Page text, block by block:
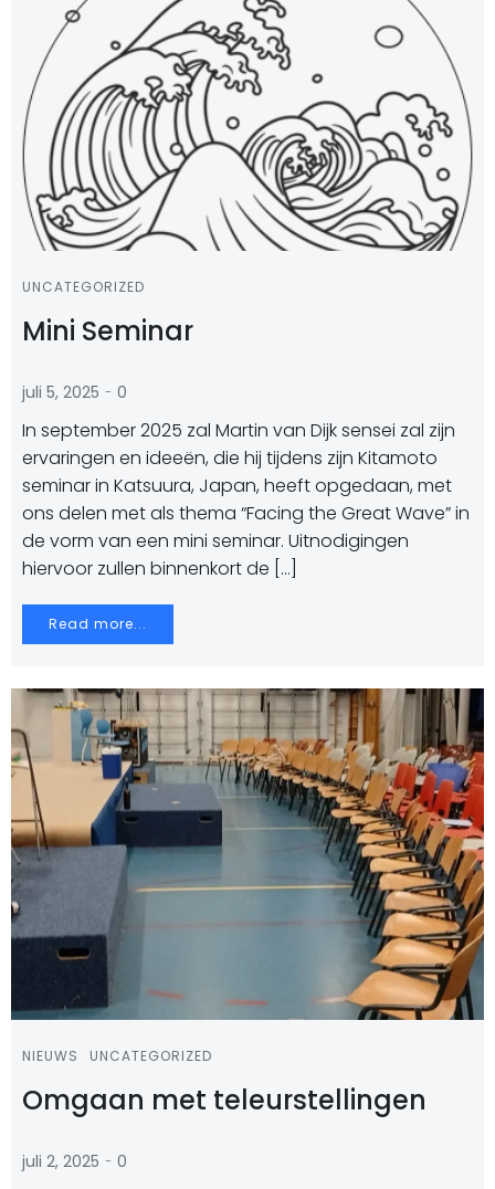
UNCATEGORIZED
Mini Seminar
juli 5, 2025 - 0
In september 2025 zal Martin van Dijk sensei zal zijn
ervaringen en ideeën, die hij tijdens zijn Kitamoto
seminar in Katsuura, Japan, heeft opgedaan, met
ons delen met als thema “Facing the Great Wave” in
de vorm van een mini seminar. Uitnodigingen
hiervoor zullen binnenkort de […]
Read more...
NIEUWS UNCATEGORIZED
Omgaan met teleurstellingen
juli 2, 2025 - 0